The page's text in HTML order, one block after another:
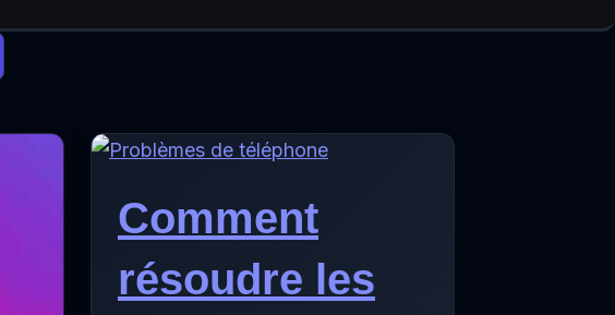
Comment
résoudre les